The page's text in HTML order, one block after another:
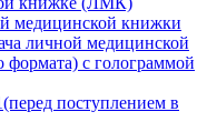
медицинской книжки
личной медицинской
с голограммой
поступлением в